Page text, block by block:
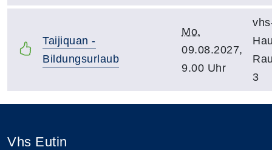
Taijiquan -
Bildungsurlaub
Mo.
09.08.2027,
9.00 Uhr
3
Vhs Eutin